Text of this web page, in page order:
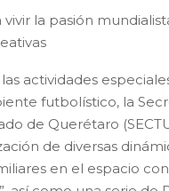
vivir la pasión
actividades
futbolístico, la
de Querétaro
de diversas
en el espacio